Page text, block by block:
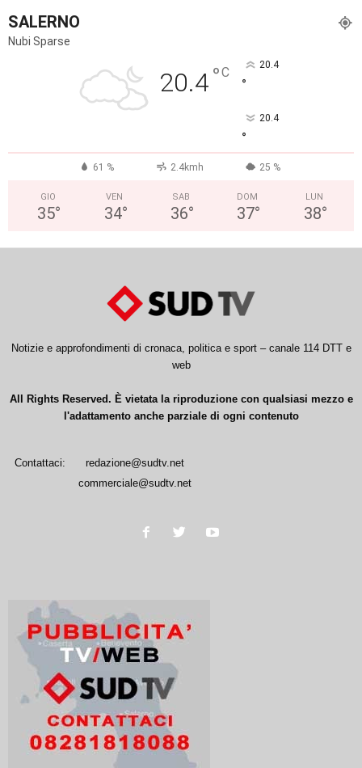
SALERNO
Nubi Sparse
20.4°C 20.4
°
20.4
°
61 % 2.4kmh 25 %
GIO
35°
VEN
34°
SAB
36°
DOM
37°
LUN
38°
Notizie e approfondimenti di cronaca, politica e sport – canale 114 DTT e
web
All Rights Reserved. È vietata la riproduzione con qualsiasi mezzo e
l'adattamento anche parziale di ogni contenuto
Contattaci:
redazione@sudtv.net
commerciale@sudtv.net